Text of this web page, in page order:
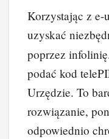
Korzystając z e-
uzyskać
poprzez
podać kod
Urzędzie. To
rozwiązanie,
odpowiednio